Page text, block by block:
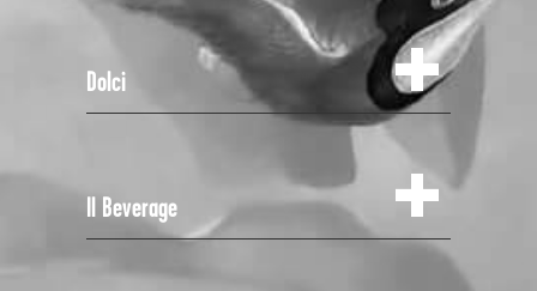
Dolci
Il Beverage